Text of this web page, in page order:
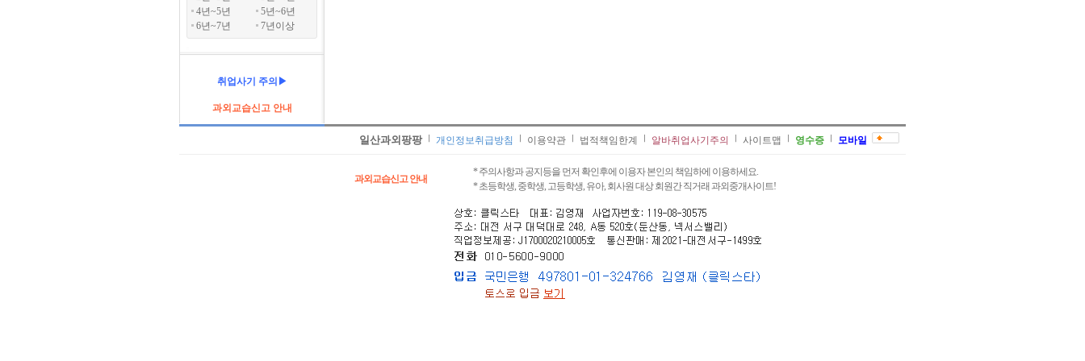
4년~5년
5년~6년
6년~7년
7년이상
취업사기 주의▶
과외교습신고 안내
일산과외팡팡 개인정보취급방침 이용약관 법적책임한계 알바취업사기주의 사이트맵 영수증 모바일
과외교습신고 안내
* 주의사항과 공지등을 먼저 확인후에 이용자 본인의 책임하에 이용하세요.
* 초등학생, 중학생, 고등학생, 유아, 회사원 대상 회원간 직거래 과외중개사이트!